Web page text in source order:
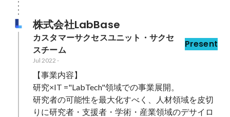
株式会社LabBase
カスタマーサクセスユニット・サクセ
スチーム
Present
Jul 2022 -
【事業内容】
研究×IT ="LabTech"領域での事業展開。
研究者の可能性を最大化すべく、人材領域を皮切
りに研究者・支援者・学術・産業領域のデサイロ